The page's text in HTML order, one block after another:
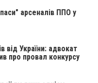
арсеналів ППО у
від України: адвокат
про провал конкурсу